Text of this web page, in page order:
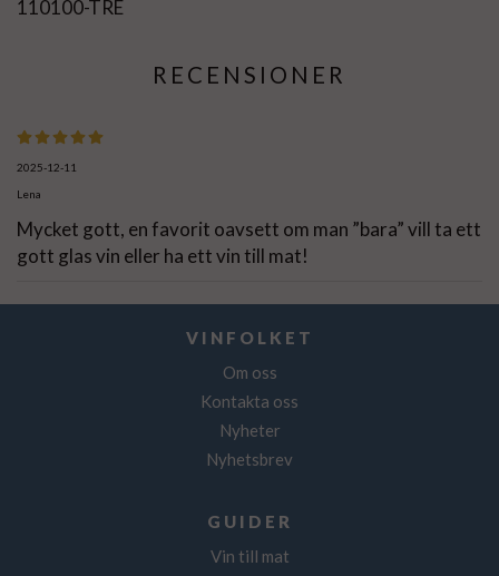
110100-TRE
RECENSIONER
2025-12-11
Lena
Mycket gott, en favorit oavsett om man ”bara” vill ta ett
gott glas vin eller ha ett vin till mat!
VINFOLKET
Om oss
Kontakta oss
Nyheter
Nyhetsbrev
GUIDER
Vin till mat